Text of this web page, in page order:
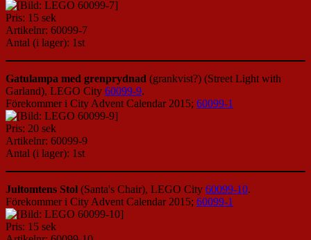
Pris: 15 sek
Artikelnr: 60099-7
Antal (i lager): 1st
Gatulampa med grenprydnad (grankvist?) (Street Light with
Garland), LEGO City 60099-9.
Förekommer i City Advent Calendar 2015; 60099-1
Pris: 20 sek
Artikelnr: 60099-9
Antal (i lager): 1st
Jultomtens Stol (Santa's Chair), LEGO City 60099-10.
Förekommer i City Advent Calendar 2015; 60099-1
Pris: 15 sek